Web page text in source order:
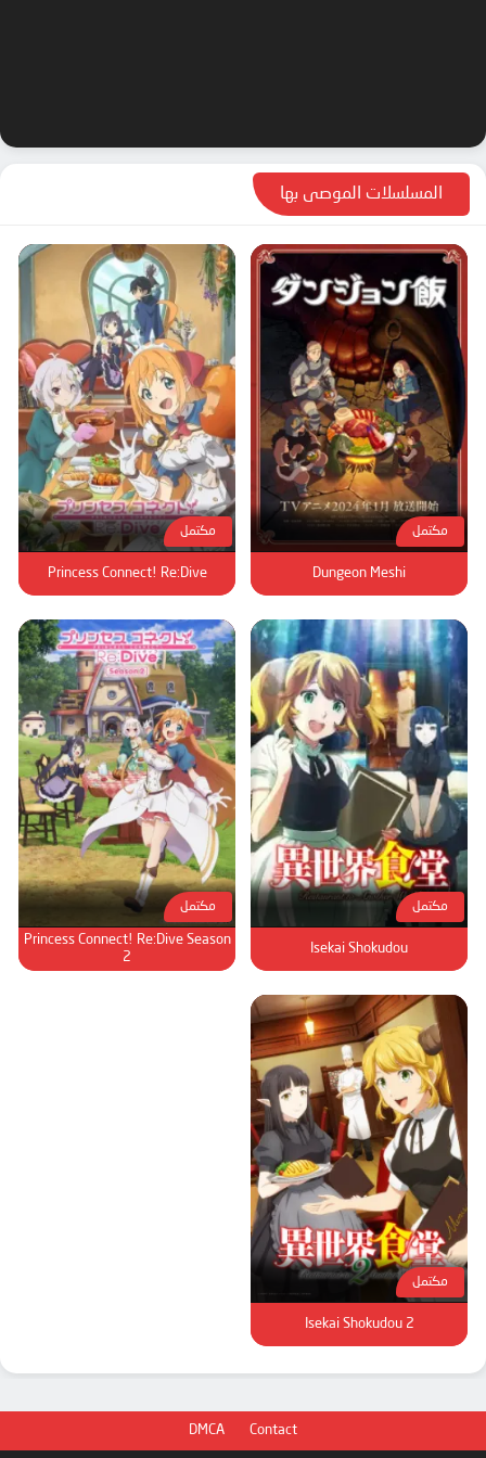
المسلسلات الموصى بها
مكتمل
Dungeon Meshi
مكتمل
Princess Connect! Re:Dive
مكتمل
Isekai Shokudou
مكتمل
Princess Connect! Re:Dive Season
2
مكتمل
Isekai Shokudou 2
DMCA Contact